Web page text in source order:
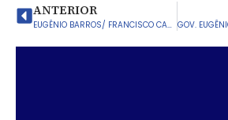
ANTERIOR
EUGÊNIO BARROS/ FRANCISCO CARNEIRO (O Chiquinho do Banco) NÃO COMPARECEU AO SINTESPGEB PARA DISCUTIR PAUTA DOS TRABALHADORES